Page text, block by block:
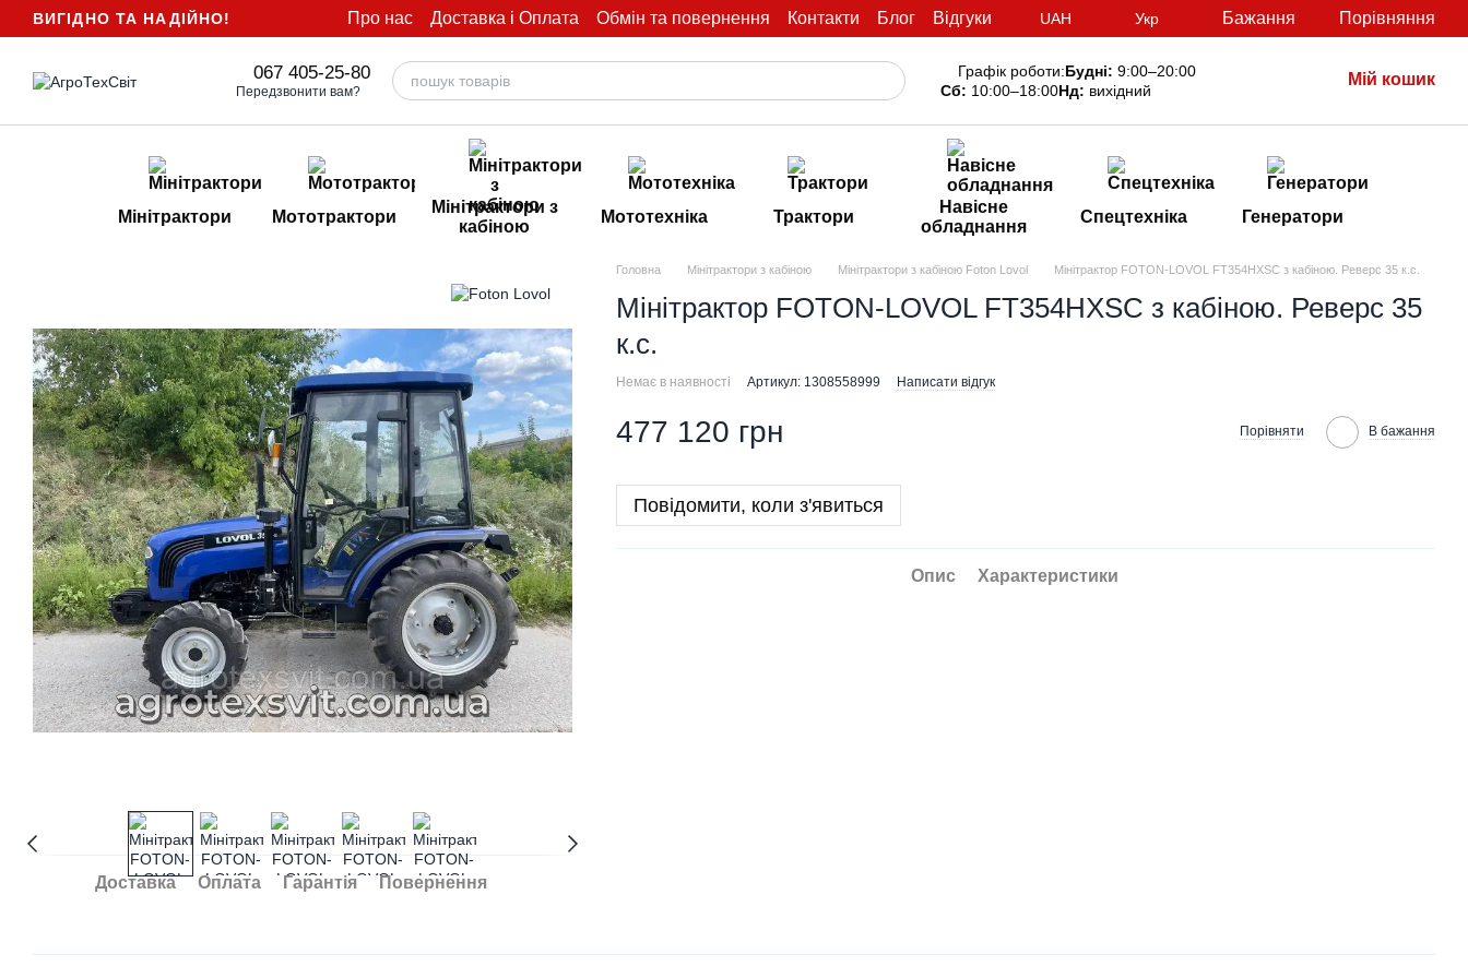
Перейти до основного контенту
ВИГІДНО ТА НАДІЙНО! Про нас Доставка і Оплата Обмін та повернення Контакти Блог Відгуки UAH Укр Бажання Порівняння
067 405-25-80
Передзвонити вам?
Графік роботи:Будні: 9:00–20:00
Сб: 10:00–18:00Нд: вихідний
Мій кошик
Мінітрактори Мототрактори
Мінітрактори з
кабіною
Мототехніка Трактори
Навісне
обладнання
Спецтехніка Генератори
Доставка Оплата Гарантія Повернення
Головна Мінітрактори з кабіною Мінітрактори з кабіною Foton Lovol Мінітрактор FOTON-LOVOL FT354HXSС з кабіною. Реверс 35 к.с.
Мінітрактор FOTON-LOVOL FT354HXSС з кабіною. Реверс 35
к.с.
Немає в наявності Артикул: 1308558999 Написати відгук
477 120 грн Порівняти В бажання
Повідомити, коли з'явиться
Опис Характеристики